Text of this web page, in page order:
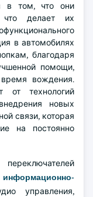
в том, что они
что делает их
в автомобилях
благодаря
помощи,
вождения.
от технологий
новых
связи, которая
на постоянно
информационно-
управления,